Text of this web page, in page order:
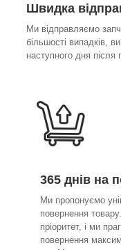
Швидка
Ми відправляємо
більшості випадків,
наступного дня після
365 днів на
Ми пропонуємо
повернення
пріоритет, і ми
повернення